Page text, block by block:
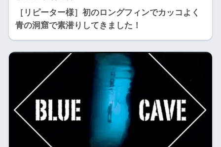
［リピーター様］初のロングフィンでカッコよく
青の洞窟で素潜りしてきました！